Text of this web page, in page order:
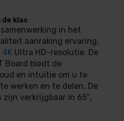
klas
in het
aanraking ervaring,
4K Ultra HD-resolutie. De
Board biedt de
en intuïtie om u te
werken en te delen. De
zijn verkrijgbaar in 65″,